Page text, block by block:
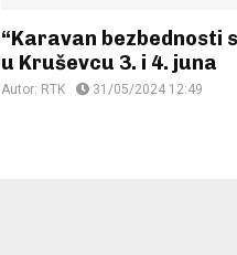
“Karavan bezbednosti
u Kruševcu 3. i 4. juna
Autor: RTK 31/05/2024 12:49